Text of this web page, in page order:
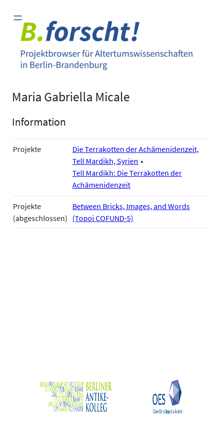
Inhalt
springen
Maria Gabriella Micale
Information
Projekte
Die Terrakotten der Achämenidenzeit,
Tell Mardikh, Syrien
Tell Mardikh: Die Terrakotten der
Achämenidenzeit
Projekte
(abgeschlossen)
Between Bricks, Images, and Words
(Topoi COFUND-5)